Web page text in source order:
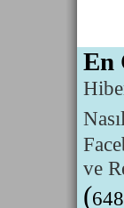
En
ve
(